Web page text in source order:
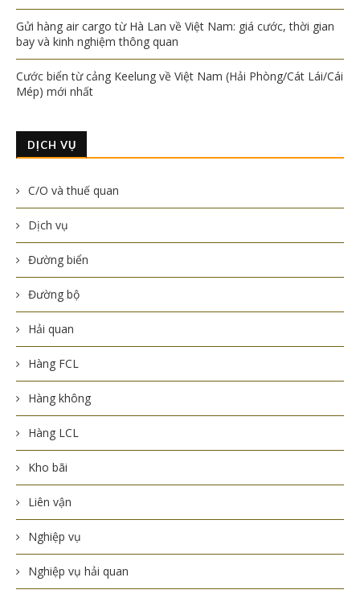
Gửi hàng air cargo từ Hà Lan về Việt Nam: giá cước, thời gian
bay và kinh nghiệm thông quan
Cước biển từ cảng Keelung về Việt Nam (Hải Phòng/Cát Lái/Cái
Mép) mới nhất
DỊCH VỤ
C/O và thuế quan
Dịch vụ
Đường biển
Đường bộ
Hải quan
Hàng FCL
Hàng không
Hàng LCL
Kho bãi
Liên vận
Nghiệp vụ
Nghiệp vụ hải quan